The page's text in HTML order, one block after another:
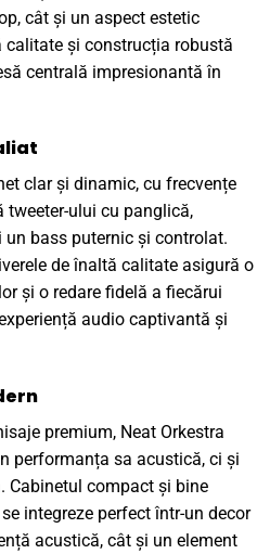
cât și un aspect estetic
și construcția robustă
centrală impresionantă în
clar și dinamic, cu frecvențe
ului cu panglică,
bass puternic și controlat.
de înaltă calitate asigură o
și o redare fidelă a fiecărui
audio captivantă și
premium, Neat Orkestra
performanța sa acustică, ci și
Cabinetul compact și bine
integreze perfect într-un decor
acustică, cât și un element